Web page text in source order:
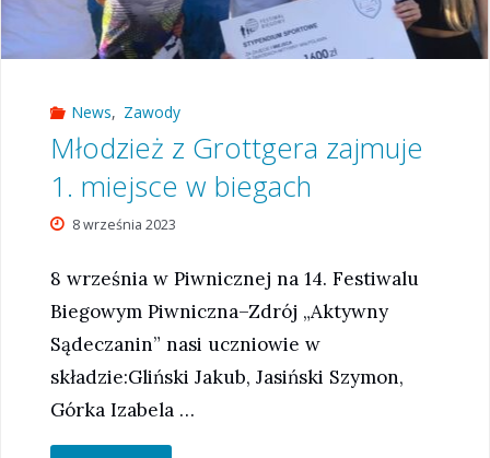
News, Zawody
Młodzież z Grottgera zajmuje
1. miejsce w biegach
8 września 2023
8 września w Piwnicznej na 14. Festiwalu
Biegowym Piwniczna–Zdrój „Aktywny
Sądeczanin” nasi uczniowie w
składzie:Gliński Jakub, Jasiński Szymon,
Górka Izabela …